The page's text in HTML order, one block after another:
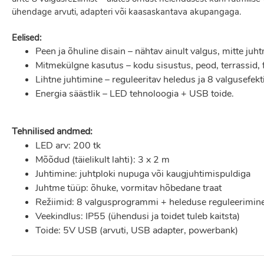
ühendage arvuti, adapteri või kaasaskantava akupangaga.
Eelised:
Peen ja õhuline disain – nähtav ainult valgus, mitte
Mitmekülgne kasutus – kodu sisustus, peod, terrassid,
Lihtne juhtimine – reguleeritav heledus ja 8
Energia säästlik – LED tehnoloogia + USB toide.
Tehnilised andmed:
LED arv: 200 tk
Mõõdud (täielikult lahti): 3 x 2 m
Juhtimine: juhtploki nupuga või kaugjuhtimispuldiga
Juhtme tüüp: õhuke, vormitav hõbedane traat
Režiimid: 8 valgusprogrammi + heleduse
Veekindlus: IP55 (ühendusi ja toidet tuleb kaitsta)
Toide: 5V USB (arvuti, USB adapter, powerbank)